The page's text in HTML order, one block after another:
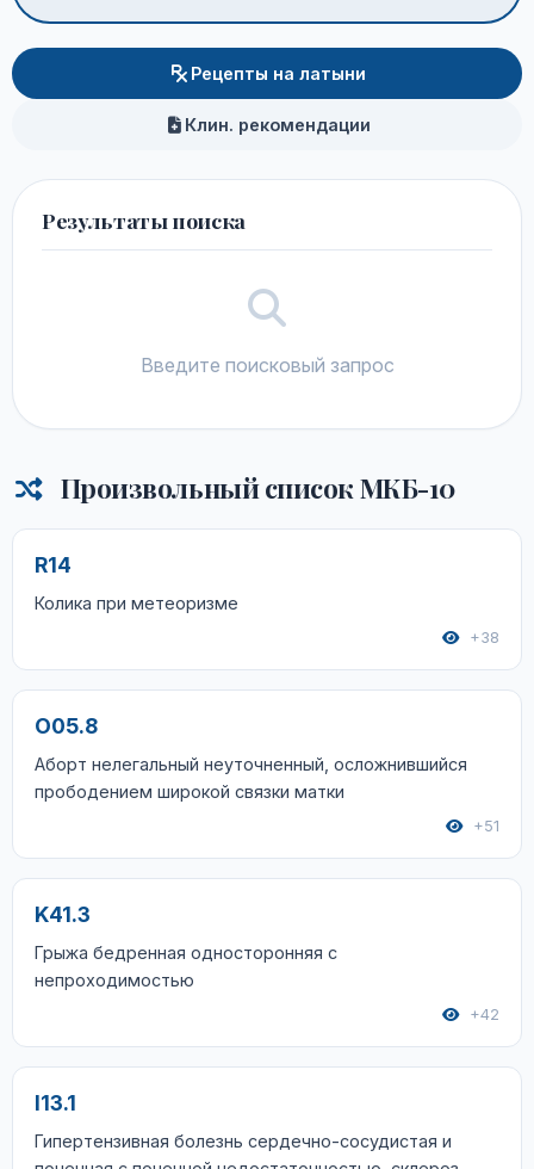
Рецепты на латыни
Клин. рекомендации
Результаты поиска
Введите поисковый запрос
Произвольный список МКБ-10
R14
Колика при метеоризме
+38
O05.8
Аборт нелегальный неуточненный, осложнившийся
прободением широкой связки матки
+51
K41.3
Грыжа бедренная односторонняя с
непроходимостью
+42
I13.1
Гипертензивная болезнь сердечно-сосудистая и